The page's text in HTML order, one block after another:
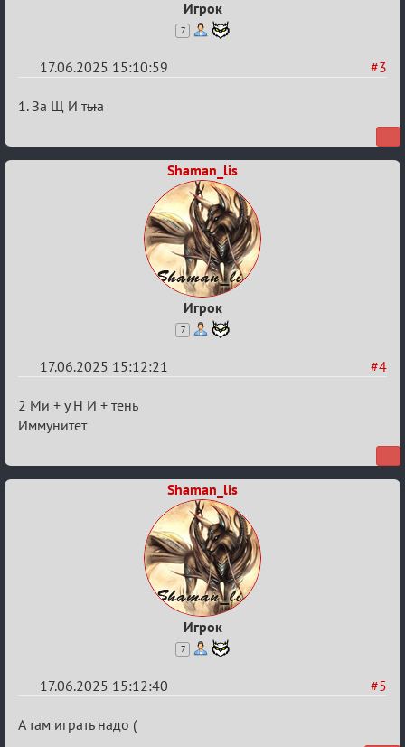
Игрок
7
#3
17.06.2025 15:10:59
Re:
загадки"
1. За Щ И тыа
Shaman_lis
Игрок
7
#4
17.06.2025 15:12:21
Re:
"Сумеречные
от
2 Ми + у Н И + тень
Иммунитет
Shaman_lis
Игрок
7
#5
17.06.2025 15:12:40
Re:
А там играть надо (